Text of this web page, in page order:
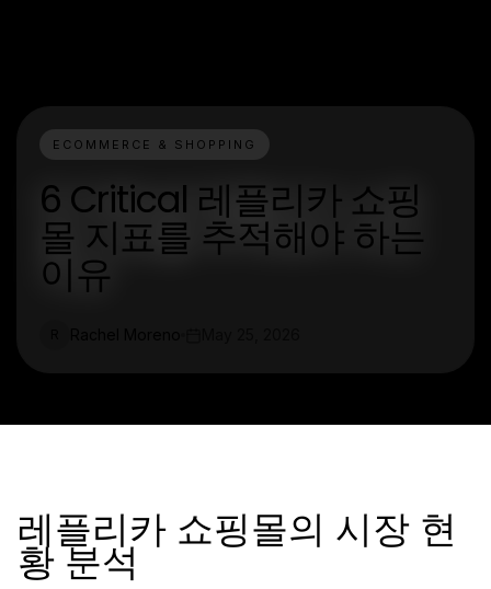
ECOMMERCE & SHOPPING
6 Critical 레플리카 쇼핑
몰 지표를 추적해야 하는
이유
레플리카 쇼핑몰의 시장 현
황 분석